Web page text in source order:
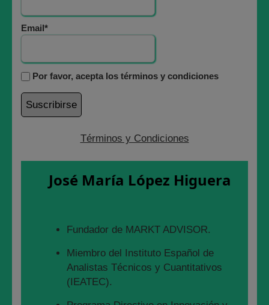
desde hace 52
semanas
forma magistral lo que está sucediendo en las Bolsas
Email*
Por favor, acepta los términos y condiciones
Términos y Condiciones
José María López Higuera
Fundador de MARKT ADVISOR.
Miembro del Instituto Español de
Analistas Técnicos y Cuantitativos
(IEATEC).